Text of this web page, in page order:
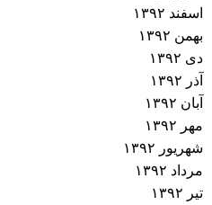
اسفند ۱۳۹۲
بهمن ۱۳۹۲
دی ۱۳۹۲
آذر ۱۳۹۲
آبان ۱۳۹۲
مهر ۱۳۹۲
شهریور ۱۳۹۲
مرداد ۱۳۹۲
تیر ۱۳۹۲